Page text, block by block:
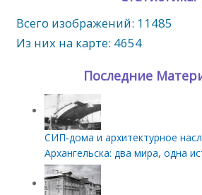
Всего изображений: 11485
Из них на карте: 4654
Последние
СИП‑дома и архитектурное
Архангельска: два мира, одна